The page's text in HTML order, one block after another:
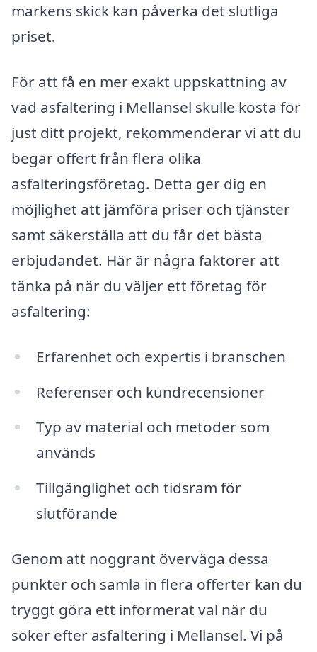
markens skick kan påverka det slutliga
priset.
För att få en mer exakt uppskattning av
vad asfaltering i Mellansel skulle kosta för
just ditt projekt, rekommenderar vi att du
begär offert från flera olika
asfalteringsföretag. Detta ger dig en
möjlighet att jämföra priser och tjänster
samt säkerställa att du får det bästa
erbjudandet. Här är några faktorer att
tänka på när du väljer ett företag för
asfaltering:
Erfarenhet och expertis i branschen
Referenser och kundrecensioner
Typ av material och metoder som
används
Tillgänglighet och tidsram för
slutförande
Genom att noggrant överväga dessa
punkter och samla in flera offerter kan du
tryggt göra ett informerat val när du
söker efter asfaltering i Mellansel. Vi på